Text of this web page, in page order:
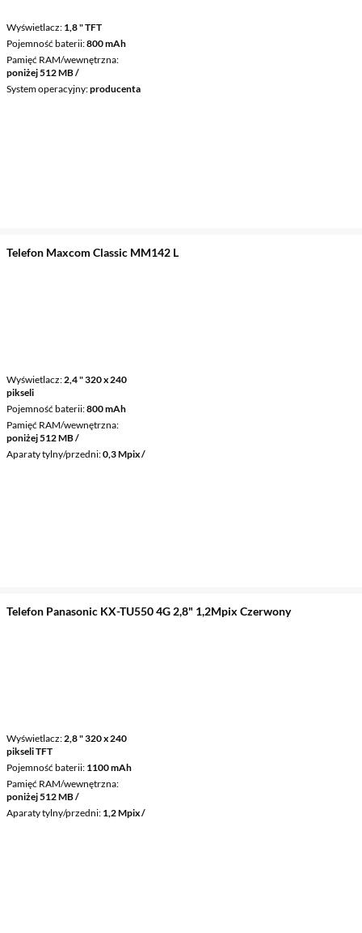
Wyświetlacz 1,8 " TFT
Pojemność baterii 800 mAh
Pamięć RAM/wewnętrzna
poniżej 512 MB /
System operacyjny producenta
Telefon Maxcom Classic MM142 L
Wyświetlacz 2,4 " 320 x 240
pikseli
Pojemność baterii 800 mAh
Pamięć RAM/wewnętrzna
poniżej 512 MB /
Aparaty tylny/przedni 0,3 Mpix /
Telefon Panasonic KX-TU550 4G 2,8" 1,2Mpix Czerwony
Wyświetlacz 2,8 " 320 x 240
pikseli TFT
Pojemność baterii 1100 mAh
Pamięć RAM/wewnętrzna
poniżej 512 MB /
Aparaty tylny/przedni 1,2 Mpix /